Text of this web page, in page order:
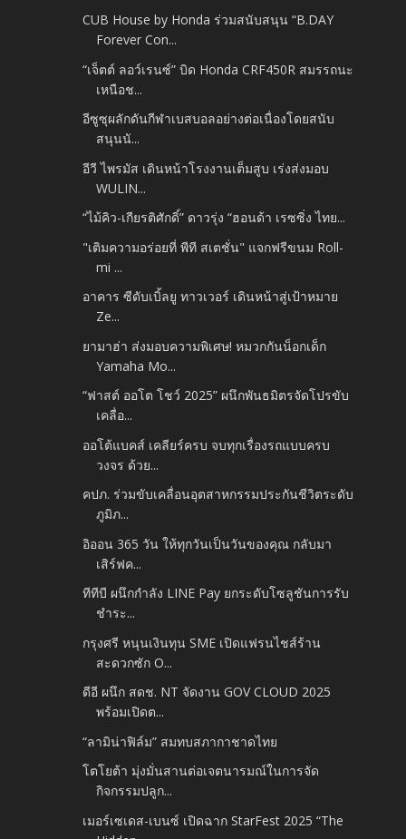
CUB House by Honda ร่วมสนับสนุน “B.DAY
Forever Con...
“เจ็ตต์ ลอว์เรนซ์” บิด Honda CRF450R สมรรถนะ
เหนือช...
อีซูซุผลักดันกีฬาเบสบอลอย่างต่อเนื่องโดยสนับ
สนุนนั...
อีวี ไพรมัส เดินหน้าโรงงานเต็มสูบ เร่งส่งมอบ
WULIN...
“ไม้คิว-เกียรติศักดิ์” ดาวรุ่ง “ฮอนด้า เรซซิ่ง ไทย...
"เติมความอร่อยที่ พีที สเตชั่น" แจกฟรีขนม Roll-
mi ...
อาคาร ซีดับเบิ้ลยู ทาวเวอร์ เดินหน้าสู่เป้าหมาย
Ze...
ยามาฮ่า ส่งมอบความพิเศษ! หมวกกันน็อกเด็ก
Yamaha Mo...
“ฟาสต์ ออโต โชว์ 2025” ผนึกพันธมิตรจัดโปรขับ
เคลื่อ...
ออโต้แบคส์ เคลียร์ครบ จบทุกเรื่องรถแบบครบ
วงจร ด้วย...
คปภ. ร่วมขับเคลื่อนอุตสาหกรรมประกันชีวิตระดับ
ภูมิภ...
อิออน 365 วัน ให้ทุกวันเป็นวันของคุณ กลับมา
เสิร์ฟค...
ทีทีบี ผนึกกำลัง LINE Pay ยกระดับโซลูชันการรับ
ชำระ...
กรุงศรี หนุนเงินทุน SME เปิดแฟรนไชส์ร้าน
สะดวกซัก O...
ดีอี ผนึก สดช. NT จัดงาน GOV CLOUD 2025
พร้อมเปิดต...
“ลามิน่าฟิล์ม” สมทบสภากาชาดไทย
โตโยต้า มุ่งมั่นสานต่อเจตนารมณ์ในการจัด
กิจกรรมปลูก...
เมอร์เซเดส-เบนซ์ เปิดฉาก StarFest 2025 “The